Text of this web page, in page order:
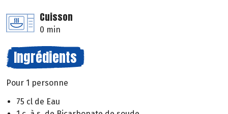
Cuisson
0 min
Ingrédients
Pour 1 personne
75 cl de Eau